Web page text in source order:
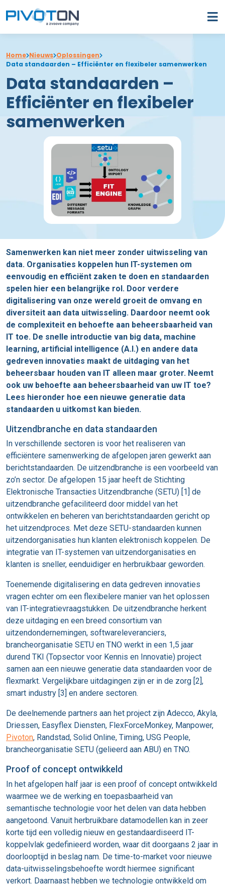
Home Nieuws Oplossingen
Data standaarden – Efficiënter en flexibeler samenwerken
Data standaarden –
Efficiënter en flexibeler
samenwerken
Samenwerken kan niet meer zonder uitwisseling van
data. Organisaties koppelen hun IT-systemen om
eenvoudig en efficiënt zaken te doen en standaarden
spelen hier een belangrijke rol. Door verdere
digitalisering van onze wereld groeit de omvang en
diversiteit aan data uitwisseling. Daardoor neemt ook
de complexiteit en behoefte aan beheersbaarheid van
IT toe. De snelle introductie van big data, machine
learning, artificial intelligence (A.I.) en andere data
gedreven innovaties maakt de uitdaging van het
beheersbaar houden van IT alleen maar groter. Neemt
ook uw behoefte aan beheersbaarheid van uw IT toe?
Lees hieronder hoe een nieuwe generatie data
standaarden u uitkomst kan bieden.
Uitzendbranche en data standaarden
In verschillende sectoren is voor het realiseren van
efficiëntere samenwerking de afgelopen jaren gewerkt aan
berichtstandaarden. De uitzendbranche is een voorbeeld van
zo’n sector. De afgelopen 15 jaar heeft de Stichting
Elektronische Transacties Uitzendbranche (SETU) [1] de
uitzendbranche gefaciliteerd door middel van het
ontwikkelen en beheren van berichtstandaarden gericht op
het uitzendproces. Met deze SETU-standaarden kunnen
uitzendorganisaties hun klanten elektronisch koppelen. De
integratie van IT-systemen van uitzendorganisaties en
klanten is sneller, eenduidiger en herbruikbaar geworden.
Toenemende digitalisering en data gedreven innovaties
vragen echter om een flexibelere manier van het oplossen
van IT-integratievraagstukken. De uitzendbranche herkent
deze uitdaging en een breed consortium van
uitzendondernemingen, softwareleveranciers,
brancheorganisatie SETU en TNO werkt in een 1,5 jaar
durend TKI (Topsector voor Kennis en Innovatie) project
samen aan een nieuwe generatie data standaarden voor de
flexmarkt. Vergelijkbare uitdagingen zijn er in de zorg [2],
smart industry [3] en andere sectoren.
De deelnemende partners aan het project zijn Adecco, Akyla,
Driessen, Easyflex Diensten, FlexForceMonkey, Manpower,
Pivoton, Randstad, Solid Online, Timing, USG People,
brancheorganisatie SETU (gelieerd aan ABU) en TNO.
Proof of concept ontwikkeld
In het afgelopen half jaar is een proof of concept ontwikkeld
waarmee we de werking en toepasbaarheid van
semantische technologie voor het delen van data hebben
aangetoond. Vanuit herbruikbare datamodellen kan in zeer
korte tijd een volledig nieuw en gestandaardiseerd IT-
koppelvlak gedefinieerd worden, waar dit doorgaans 2 jaar in
doorlooptijd in beslag nam. De time-to-market voor nieuwe
data-uitwisselingsbehoefte wordt hiermee significant
verkort. Daarnaast hebben we technologie ontwikkeld om